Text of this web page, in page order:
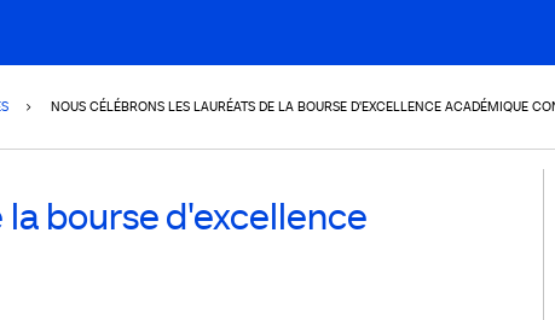
NOUS CÉLÉBRONS LES LAURÉATS DE LA BOURSE D'EXCELLENCE ACADÉMIQUE
bourse d'excellence